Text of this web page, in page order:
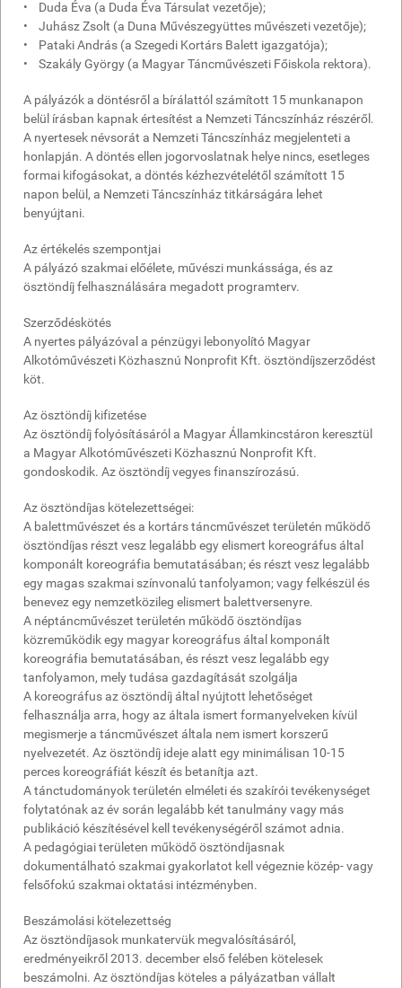
• Duda Éva (a Duda Éva Társulat vezetője);
• Juhász Zsolt (a Duna Művészegyüttes művészeti vezetője);
• Pataki András (a Szegedi Kortárs Balett igazgatója);
• Szakály György (a Magyar Táncművészeti Főiskola rektora).
A pályázók a döntésről a bírálattól számított 15 munkanapon
belül írásban kapnak értesítést a Nemzeti Táncszínház részéről.
A nyertesek névsorát a Nemzeti Táncszínház megjelenteti a
honlapján. A döntés ellen jogorvoslatnak helye nincs, esetleges
formai kifogásokat, a döntés kézhezvételétől számított 15
napon belül, a Nemzeti Táncszínház titkárságára lehet
benyújtani.
Az értékelés szempontjai
A pályázó szakmai előélete, művészi munkássága, és az
ösztöndíj felhasználására megadott programterv.
Szerződéskötés
A nyertes pályázóval a pénzügyi lebonyolító Magyar
Alkotóművészeti Közhasznú Nonprofit Kft. ösztöndíjszerződést
köt.
Az ösztöndíj kifizetése
Az ösztöndíj folyósításáról a Magyar Államkincstáron keresztül
a Magyar Alkotóművészeti Közhasznú Nonprofit Kft.
gondoskodik. Az ösztöndíj vegyes finanszírozású.
Az ösztöndíjas kötelezettségei:
A balettművészet és a kortárs táncművészet területén működő
ösztöndíjas részt vesz legalább egy elismert koreográfus által
komponált koreográfia bemutatásában; és részt vesz legalább
egy magas szakmai színvonalú tanfolyamon; vagy felkészül és
benevez egy nemzetközileg elismert balettversenyre.
A néptáncművészet területén működő ösztöndíjas
közreműködik egy magyar koreográfus által komponált
koreográfia bemutatásában, és részt vesz legalább egy
tanfolyamon, mely tudása gazdagítását szolgálja
A koreográfus az ösztöndíj által nyújtott lehetőséget
felhasználja arra, hogy az általa ismert formanyelveken kívül
megismerje a táncművészet általa nem ismert korszerű
nyelvezetét. Az ösztöndíj ideje alatt egy minimálisan 10-15
perces koreográfiát készít és betanítja azt.
A tánctudományok területén elméleti és szakírói tevékenységet
folytatónak az év során legalább két tanulmány vagy más
publikáció készítésével kell tevékenységéről számot adnia.
A pedagógiai területen működő ösztöndíjasnak
dokumentálható szakmai gyakorlatot kell végeznie közép- vagy
felsőfokú szakmai oktatási intézményben.
Beszámolási kötelezettség
Az ösztöndíjasok munkatervük megvalósításáról,
eredményeikről 2013. december első felében kötelesek
beszámolni. Az ösztöndíjas köteles a pályázatban vállalt